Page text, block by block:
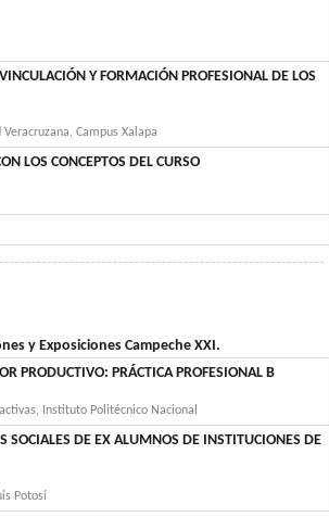
Y FORMACIÓN PROFESIONAL DE LOS
Campus Xalapa
LOS CONCEPTOS DEL CURSO
y Exposiciones Campeche XXI.
PRODUCTIVO: PRÁCTICA PROFESIONAL B
Instituto Politécnico Nacional
SOCIALES DE EX ALUMNOS DE INSTITUCIONES DE
Potosí